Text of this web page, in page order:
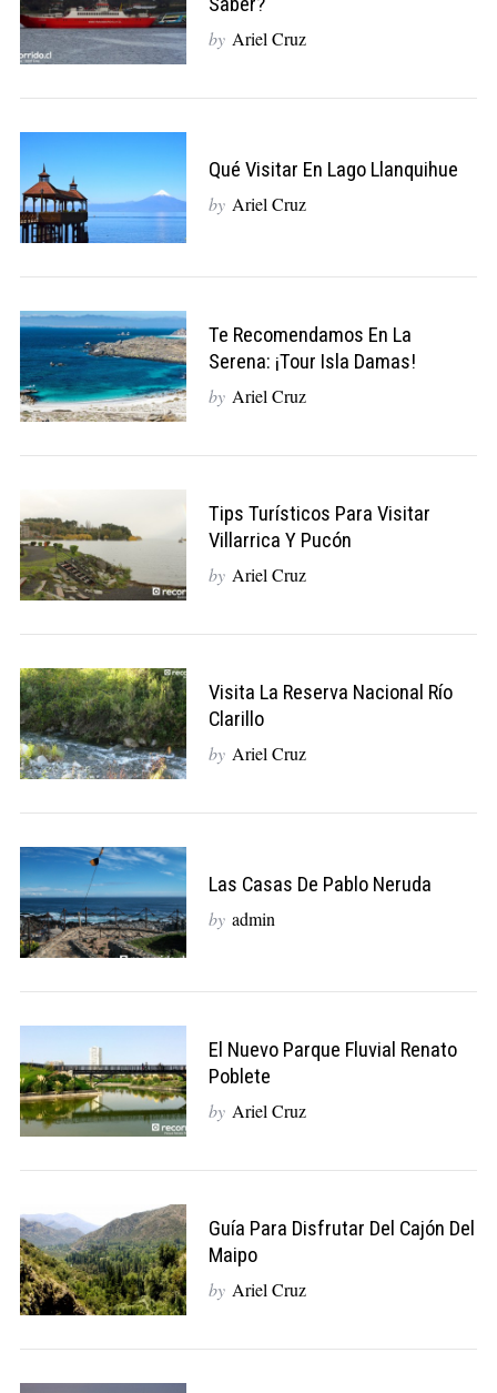
by Ariel Cruz
Qué Visitar En Lago Llanquihue
by Ariel Cruz
Te Recomendamos En La
Serena: ¡Tour Isla Damas!
by Ariel Cruz
Tips Turísticos Para Visitar
Villarrica Y Pucón
by Ariel Cruz
Visita La Reserva Nacional Río
Clarillo
by Ariel Cruz
Las Casas De Pablo Neruda
by admin
El Nuevo Parque Fluvial Renato
Poblete
by Ariel Cruz
Guía Para Disfrutar Del Cajón Del
Maipo
by Ariel Cruz